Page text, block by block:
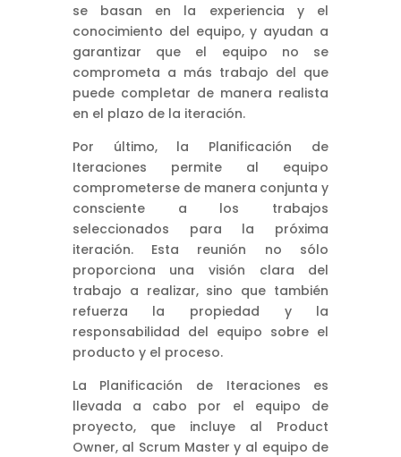
se basan en la experiencia y el
conocimiento del equipo, y ayudan a
garantizar que el equipo no se
comprometa a más trabajo del que
puede completar de manera realista
en el plazo de la iteración.
Por último, la Planificación de
Iteraciones permite al equipo
comprometerse de manera conjunta y
consciente a los trabajos
seleccionados para la próxima
iteración. Esta reunión no sólo
proporciona una visión clara del
trabajo a realizar, sino que también
refuerza la propiedad y la
responsabilidad del equipo sobre el
producto y el proceso.
La Planificación de Iteraciones es
llevada a cabo por el equipo de
proyecto, que incluye al Product
Owner, al Scrum Master y al equipo de